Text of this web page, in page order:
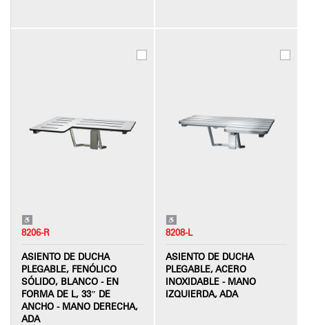
8206-R
ASIENTO DE DUCHA
PLEGABLE, FENÓLICO
SÓLIDO, BLANCO - EN
FORMA DE L, 33″ DE
ANCHO - MANO DERECHA,
ADA
8208-L
ASIENTO DE DUCHA
PLEGABLE, ACERO
INOXIDABLE - MANO
IZQUIERDA, ADA